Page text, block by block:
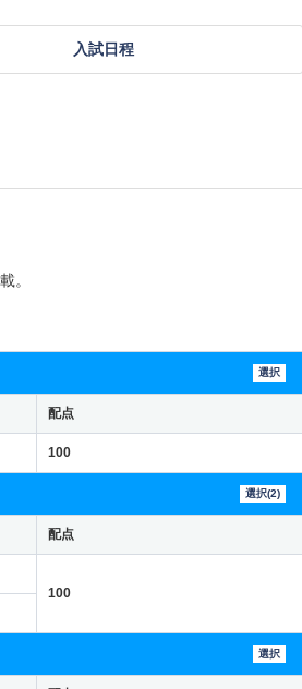
入試日程
。
選択
配点
100
選択(2)
配点
100
選択